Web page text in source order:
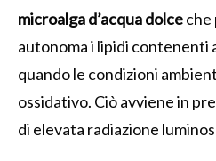
microalga d’acqua dolceche
autonoma i lipidi contenenti
quando le condizioni
ossidativo. Ciò avviene in
di elevata radiazione